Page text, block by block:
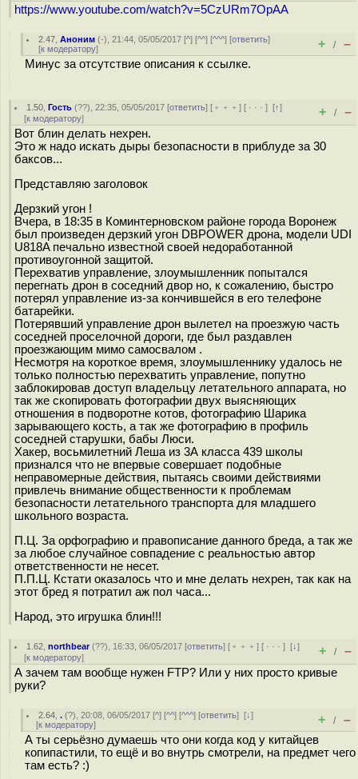
https://www.youtube.com/watch?v=5CzURm7OpAA
2.47 ,Аноним (-), 21:44, 05/05/2017 [^] [^^] [^^^] [ответить]
[к модератору] + / –
Минус за отсутствие описания к ссылке.
1.50 ,Гость (??), 22:35, 05/05/2017 [ответить] [ ﹢﹢﹢] [ · · ·][↑]
[к модератору] + / –
Вот блин делать нехрен.
Это ж надо искать дыры безопасности в приблуде за 30
баксов...
Представляю заголовок
Дерзкий угон !
Вчера, в 18:35 в Коминтерновском районе города Воронеж
был произведен дерзкий угон DBPOWER дрона, модели UDI
U818A печально известной своей недоработанной
противоугонной защитой.
Перехватив управление, злоумышленник попытался
перегнать дрон в соседний двор но, к сожалению, быстро
потерял управление из-за кончившейся в его телефоне
батарейки.
Потерявший управление дрон вылетел на проезжую часть
соседней проселочной дороги, где был раздавлен
проезжающим мимо самосвалом .
Несмотря на короткое время, злоумышленнику удалось не
только полностью перехватить управление, попутно
заблокировав доступ владельцу летательного аппарата, но
так же скопировать фотографии двух выясняющих
отношения в подворотне котов, фотографию Шарика
зарывающего кость, а так же фотографию в профиль
соседней старушки, бабы Люси.
Хакер, восьмилетний Леша из 3А класса 439 школы
признался что не впервые совершает подобные
неправомерные действия, пытаясь своими действиями
привлечь внимание общественности к проблемам
безопасности летательного транспорта для младшего
школьного возраста.
П.Ц. За орфографию и правописание данного бреда, а так же
за любое случайное совпадение с реальностью автор
ответственности не несет.
П.П.Ц. Кстати оказалось что и мне делать нехрен, так как на
этот бред я потратил аж пол часа...
Народ, это игрушка блин!!!
1.62 ,northbear(??), 16:33, 06/05/2017 [ответить] [ ﹢﹢﹢] [ · · ·][↓]
[к модератору] + / –
А зачем там вообще нужен FTP? Или у них просто кривые
руки?
2.64 ,. (?), 20:08, 06/05/2017 [^] [^^] [^^^] [ответить][↓]
[к модератору] + / –
А ты серьёзно думаешь что они когда код у китайцев
копипастили, то ещё и во внутрь смотрели, на предмет чего
там есть? :)